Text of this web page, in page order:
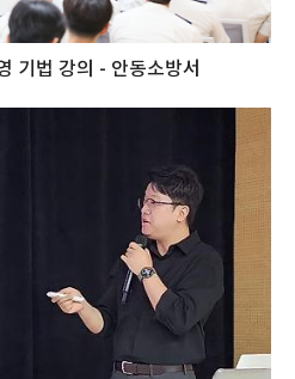
기법 강의 - 안동소방서